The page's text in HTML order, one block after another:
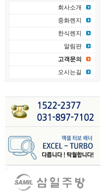
회사소개
중화렌지
한식렌지
알림판
고객문의
오시는길